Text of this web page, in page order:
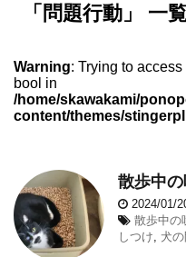
「問題行動」 一
Warning: Trying to
bool in
/home/skawakami/
content/themes/
散歩中
2024/01/
散歩中の
しつけ
犬